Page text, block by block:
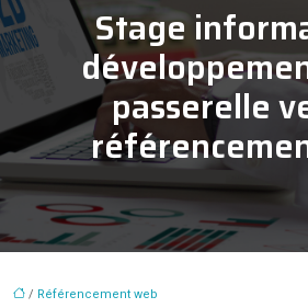
Stage
passerelle
/ Référencement web